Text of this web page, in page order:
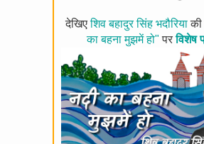
देखिएशिव बहादुर सिंह भदौरियाकी
का बहना मुझमें हो" परविशेष